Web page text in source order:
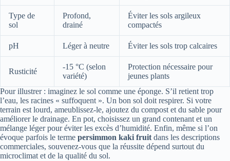
Type de
sol
Profond,
drainé
Éviter les sols argileux
compactés
pH Léger à neutre Éviter les sols trop calcaires
Rusticité
-15 °C (selon
variété)
Protection nécessaire pour
jeunes plants
Pour illustrer : imaginez le sol comme une éponge. S’il retient trop
l’eau, les racines « suffoquent ». Un bon sol doit respirer. Si votre
terrain est lourd, ameublissez-le, ajoutez du compost et du sable pour
améliorer le drainage. En pot, choisissez un grand contenant et un
mélange léger pour éviter les excès d’humidité. Enfin, même si l’on
évoque parfois le terme persimmon kaki fruit dans les descriptions
commerciales, souvenez-vous que la réussite dépend surtout du
microclimat et de la qualité du sol.